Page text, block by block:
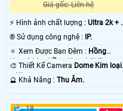
Giá gốc: Liên hệ
️⚡ Hình ảnh chất lượng : Ultra 2k + .
®️ Sử dụng công nghệ :
IP.
🔅 Xem Được Ban Đêm : Hồng
Ngoại 10m Hồng Ngoại SMD.
🎨 Thiết Kế Camera Dome Kim loại
+ Nhựa.
️🔮 Khả Năng : Thu Âm.
18